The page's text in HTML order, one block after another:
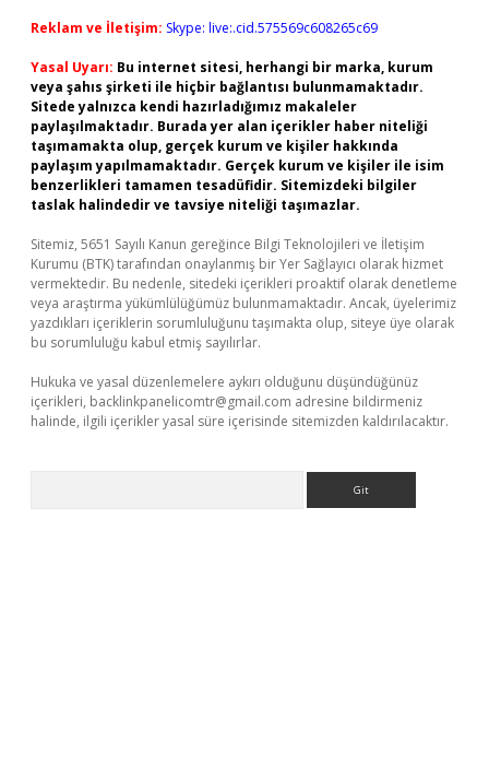
Reklam ve İletişim: Skype: live:.cid.575569c608265c69
Yasal Uyarı: Bu internet sitesi, herhangi bir marka, kurum
veya şahıs şirketi ile hiçbir bağlantısı bulunmamaktadır.
Sitede yalnızca kendi hazırladığımız makaleler
paylaşılmaktadır. Burada yer alan içerikler haber niteliği
taşımamakta olup, gerçek kurum ve kişiler hakkında
paylaşım yapılmamaktadır. Gerçek kurum ve kişiler ile isim
benzerlikleri tamamen tesadüfidir. Sitemizdeki bilgiler
taslak halindedir ve tavsiye niteliği taşımazlar.
Sitemiz, 5651 Sayılı Kanun gereğince Bilgi Teknolojileri ve İletişim
Kurumu (BTK) tarafından onaylanmış bir Yer Sağlayıcı olarak hizmet
vermektedir. Bu nedenle, sitedeki içerikleri proaktif olarak denetleme
veya araştırma yükümlülüğümüz bulunmamaktadır. Ancak, üyelerimiz
yazdıkları içeriklerin sorumluluğunu taşımakta olup, siteye üye olarak
bu sorumluluğu kabul etmiş sayılırlar.
Hukuka ve yasal düzenlemelere aykırı olduğunu düşündüğünüz
içerikleri, backlinkpanelicomtr@gmail.com adresine bildirmeniz
halinde, ilgili içerikler yasal süre içerisinde sitemizden kaldırılacaktır.